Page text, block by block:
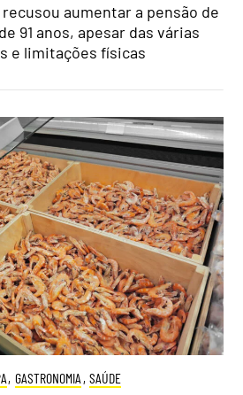
aumentar a pensão de
91 anos, apesar das várias
e limitações físicas
, GASTRONOMIA , SAÚDE